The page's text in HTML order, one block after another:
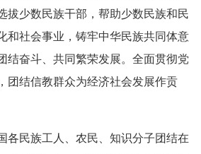
拔少数民族干部，帮助少数民族和民
和社会事业，铸牢中华民族共同体意
结奋斗、共同繁荣发展。全面贯彻党
团结信教群众为经济社会发展作贡
民族工人、农民、知识分子团结在